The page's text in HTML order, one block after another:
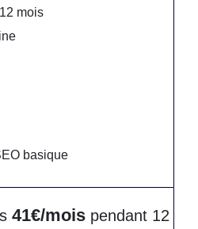
mois
basique
41€/mois pendant 12